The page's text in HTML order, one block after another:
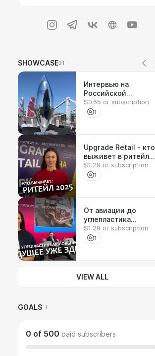
SHOWCASE21
Интервью на
Российской
креативной неделе
$0.65 or subscription
1
Upgrade Retail - кто
выживет в ритейле?
DECORNEWS.ru
$1.29 or subscription
1
От авиации до
углепластика
Lamborghini —
обзор главных
$1.29 or subscription
1
VIEW ALL
GOALS 1
0 of 500 paid subscribers